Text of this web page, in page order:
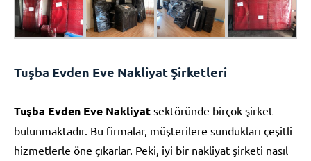
Tuşba Evden Eve Nakliyat Şirketleri
Tuşba Evden Eve Nakliyat sektöründe birçok şirket
bulunmaktadır. Bu firmalar, müşterilere sundukları çeşitli
hizmetlerle öne çıkarlar. Peki, iyi bir nakliyat şirketi nasıl